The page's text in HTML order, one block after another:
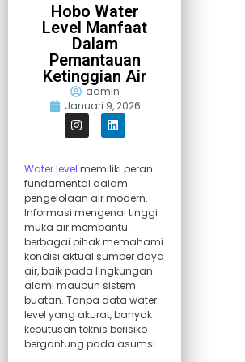
Hobo Water
Level Manfaat
Dalam
Pemantauan
Ketinggian Air
admin
Januari 9, 2026
Water level memiliki peran
fundamental dalam
pengelolaan air modern.
Informasi mengenai tinggi
muka air membantu
berbagai pihak memahami
kondisi aktual sumber daya
air, baik pada lingkungan
alami maupun sistem
buatan. Tanpa data water
level yang akurat, banyak
keputusan teknis berisiko
bergantung pada asumsi.